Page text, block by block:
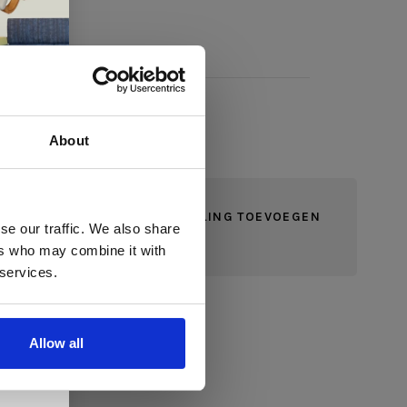
About
our traffic. We also share
who may combine it with
Allow all
JE BEOORDELING TOEVOEGEN